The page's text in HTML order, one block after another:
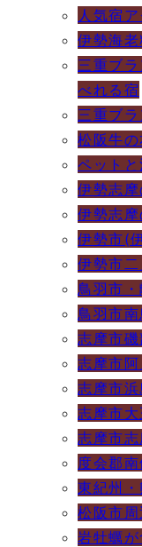
人気宿
伊勢海
三重ブ
べれる宿
三重ブ
松阪牛
ペット
伊勢志
伊勢志
伊勢市(
伊勢市
鳥羽市
鳥羽市
志摩市
志摩市
志摩市
志摩市
志摩市
度会郡
東紀州
松阪市周
岩牡蠣